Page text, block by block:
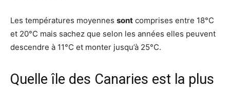
Les températures moyennes sont comprises entre 18°C
et 20°C mais sachez que selon les années elles peuvent
descendre à 11°C et monter jusqu’à 25°C.
Quelle île des Canaries est la plus